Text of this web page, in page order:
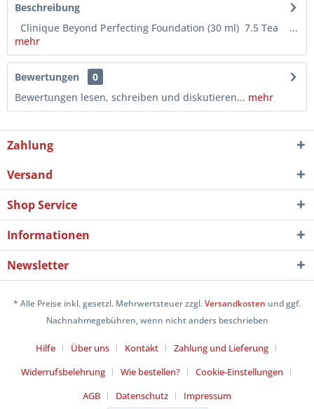
Beschreibung
Clinique Beyond Perfecting Foundation (30 ml) 7.5 Tea ...
mehr
Bewertungen
0
Bewertungen lesen, schreiben und diskutieren... mehr
Zahlung
Versand
Shop Service
Informationen
Newsletter
* Alle Preise inkl. gesetzl. Mehrwertsteuer zzgl.Versandkosten und ggf.
Nachnahmegebühren, wenn nicht anders beschrieben
Hilfe Über uns Kontakt
Zahlung und Lieferung
Widerrufsbelehrung
Wie bestellen?
Cookie-Einstellungen
AGB
Datenschutz Impressum